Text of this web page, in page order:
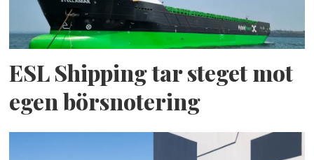
ESL Shipping tar steget mot
egen börsnotering